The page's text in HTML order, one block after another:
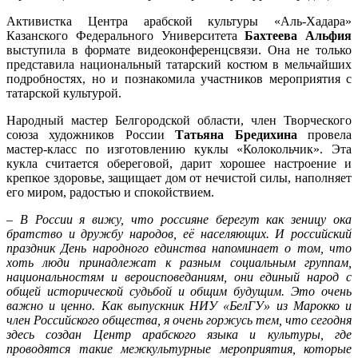
Активистка Центра арабской культуры «Аль-Хадара»
Казанского Федерального УниверситетаБахтеева Альфия
выступила в формате видеоконференцсвязи. Она не только
представила национальный татарский костюм в мельчайших
подробностях, но и познакомила участников мероприятия с
татарской культурой.
Народный мастер Белгородской области, член Творческого
союза художников РоссииТатьяна Бредихина провела
мастер-класс по изготовлению куклы «Колокольчик». Эта
кукла считается обереговой, дарит хорошее настроение и
крепкое здоровье, защищает дом от нечистой силы, наполняет
его миром, радостью и спокойствием.
– В России я вижу, что россияне берегут как зеницу ока
братство и дружбу народов, её населяющих. И российский
праздник День народного единства напоминает о том, что
хоть люди принадлежат к разным социальным группам,
национальностям и вероисповеданиям, они единый народ с
общей исторической судьбой и общим будущим. Это очень
важно и ценно. Как выпускник НИУ «БелГУ» из Марокко и
член Российского общества, я очень горжусь тем, что сегодня
здесь создан Центр арабского языка и культуры, где
проводятся такие межкультурные мероприятия, которые